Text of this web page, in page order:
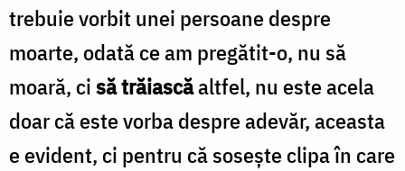
trebuie vorbit unei persoane despre
moarte, odată ce am pregătit-o, nu să
moară, cisă trăiascăaltfel, nu este acela
doar că este vorba despre adevăr, aceasta
e evident, ci pentru că soseşte clipa în care